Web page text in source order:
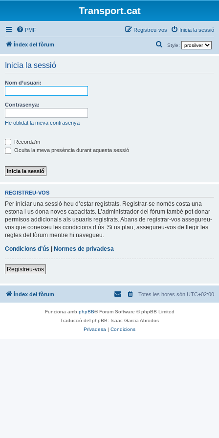
Transport.cat
PMF Inicia la sessió
Registreu-vos
Índex del fòrum Style:
e
Inicia la sessió
Nom d’usuari:
Contrasenya:
He oblidat la meva contrasenya
Recorda’m
Oculta la meva presència durant aquesta sessió
REGISTREU-VOS
Per iniciar una sessió heu d’estar registrats. Registrar-se només costa una
estona i us dona noves capacitats. L’administrador del fòrum també pot donar
permisos addicionals als usuaris registrats. Abans de registrar-vos assegureu-
vos que coneixeu les condicions d’ús. Si us plau, assegureu-vos de llegir les
regles del fòrum mentre hi navegueu.
Condicions d’ús
Normes de privadesa
Registreu-vos
Índex del fòrum Totes les hores són UTC+02:00
Funciona amb phpBB® Forum Software © phpBB Limited
Traducció del phpBB: Isaac Garcia Abrodos
Privadesa
Condicions